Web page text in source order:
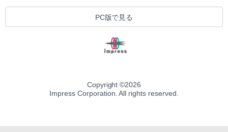
PC版で見る
Copyright ©2026
Impress Corporation. All rights reserved.